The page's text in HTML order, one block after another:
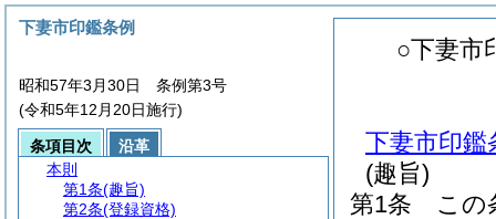
○下妻市
下妻市印鑑
(趣旨)
第1条
この
下妻市印鑑条例
昭和57年3月30日 条例第3号
(令和5年12月20日施行)
条項目次
沿革
本則
第1条(趣旨)
第2条(登録資格)